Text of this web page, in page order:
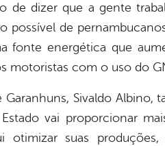
de dizer que a gente
possível de
fonte energética que
motoristas com o uso do
Garanhuns, Sivaldo Albino,
vai proporcionar
otimizar suas